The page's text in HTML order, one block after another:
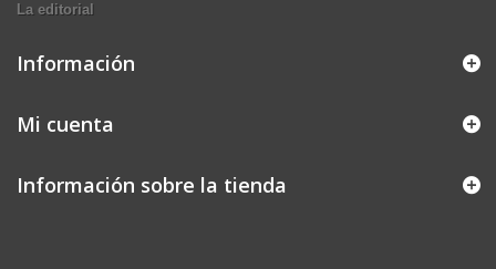
La editorial
Información
Mi cuenta
Información sobre la tienda